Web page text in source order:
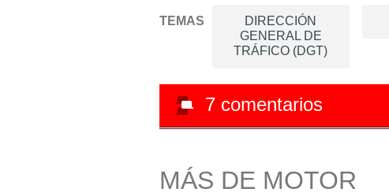
TEMAS
DIRECCIÓN
GENERAL DE
TRÁFICO (DGT)
7 comentarios
MÁS DE MOTOR